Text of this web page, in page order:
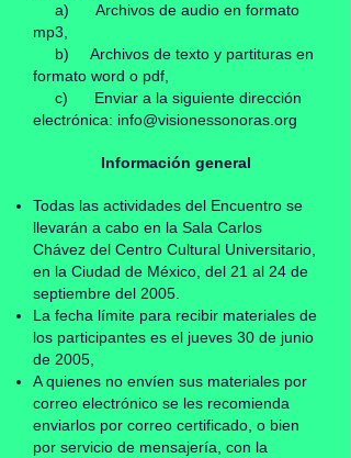
a) Archivos de audio en formato
mp3,
b) Archivos de texto y partituras en
formato word o pdf,
c) Enviar a la siguiente dirección
electrónica: info@visionessonoras.org
Información general
Todas las actividades del Encuentro se
llevarán a cabo en la Sala Carlos
Chávez del Centro Cultural Universitario,
en la Ciudad de México, del 21 al 24 de
septiembre del 2005.
La fecha límite para recibir materiales de
los participantes es el jueves 30 de junio
de 2005,
A quienes no envíen sus materiales por
correo electrónico se les recomienda
enviarlos por correo certificado, o bien
por servicio de mensajería, con la